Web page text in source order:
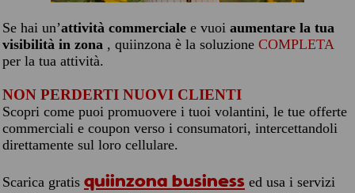
Se hai un’attività commerciale e vuoi aumentare la tua
visibilità in zona , quiinzona è la soluzione COMPLETA
per la tua attività.
NON PERDERTI NUOVI CLIENTI
Scopri come puoi promuovere i tuoi volantini, le tue offerte
commerciali e coupon verso i consumatori, intercettandoli
direttamente sul loro cellulare.
Scarica gratis quiinzona business ed usa i servizi